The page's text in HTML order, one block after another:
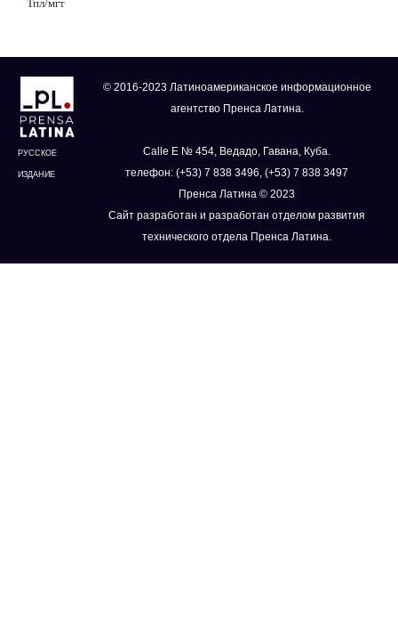
Тпл/мгт
РУССКОЕ
ИЗДАНИЕ
© 2016-2023 Латиноамериканское информационное
агентство Пренса Латина.
Calle E № 454, Ведадо, Гавана, Куба.
телефон: (+53) 7 838 3496, (+53) 7 838 3497
Пренса Латина © 2023
Сайт разработан и разработан отделом развития
технического отдела Пренса Латина.